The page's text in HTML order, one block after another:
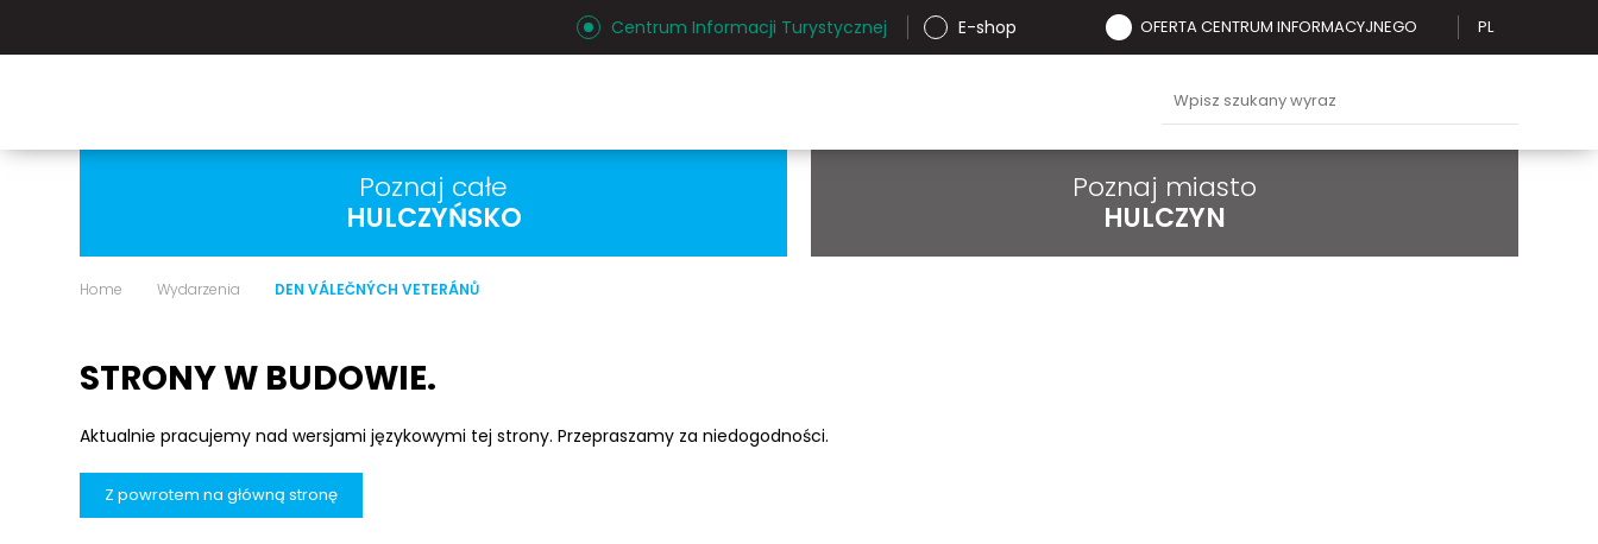
Centrum Informacji Turystycznej E-shop OFERTA CENTRUM INFORMACYJNEGO PL
Poznaj całe
HULCZYŃSKO
Poznaj miasto
HULCZYN
Home Wydarzenia DEN VÁLEČNÝCH VETERÁNŮ
STRONY W BUDOWIE.
Aktualnie pracujemy nad wersjami językowymi tej strony. Przepraszamy za niedogodności.
Z powrotem na główną stronę